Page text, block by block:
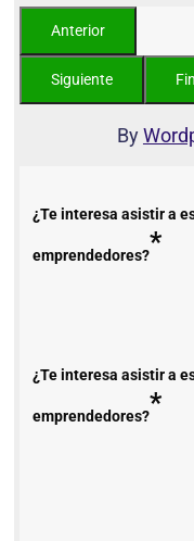
By
¿Te interesa asistir a
emprendedores?*
¿Te interesa asistir a
emprendedores?*